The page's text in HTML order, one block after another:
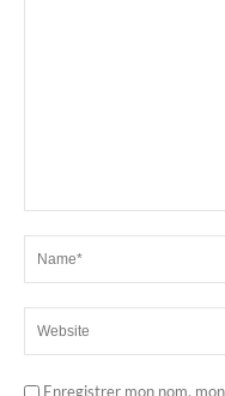
Enregistrer mon nom,